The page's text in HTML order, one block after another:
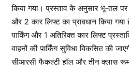
किया गया। प्रस्ताव के अनुसार भू-तल पर
और 2 कार लिफ्ट का प्रावधान किया
पार्किंग और 1 अतिरिक्त कार लिफ्ट
वाहनों की पार्किंग सुविधा विकसित की
सीआरसी फैकल्टी हॉल और तीन क्लास रूम